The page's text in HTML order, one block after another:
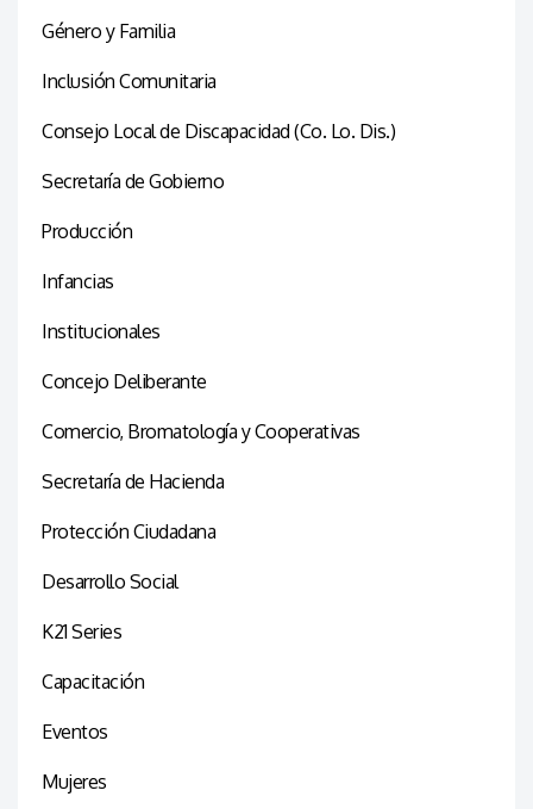
Género y Familia
Inclusión Comunitaria
Consejo Local de Discapacidad (Co. Lo. Dis.)
Secretaría de Gobierno
Producción
Infancias
Institucionales
Concejo Deliberante
Comercio, Bromatología y Cooperativas
Secretaría de Hacienda
Protección Ciudadana
Desarrollo Social
K21 Series
Capacitación
Eventos
Mujeres